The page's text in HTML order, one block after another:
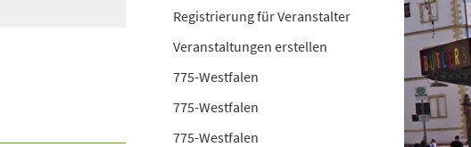
Registrierung für Veranstalter
Veranstaltungen erstellen
775-Westfalen
775-Westfalen
775-Westfalen